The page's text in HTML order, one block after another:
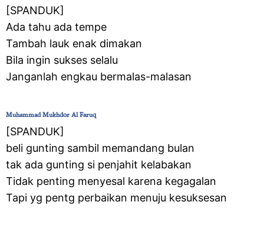
‎[SPANDUK]
Ada tahu ada tempe
Tambah lauk enak dimakan
Bila ingin sukses selalu
Janganlah engkau bermalas-malasan
Muhammad Mukhdor Al Faruq
‎[SPANDUK]
beli gunting sambil memandang bulan
tak ada gunting si penjahit kelabakan
Tidak penting menyesal karena kegagalan
Tapi yg pentg perbaikan menuju kesuksesan